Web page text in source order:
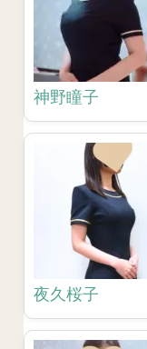
神野瞳子
夜久桜子